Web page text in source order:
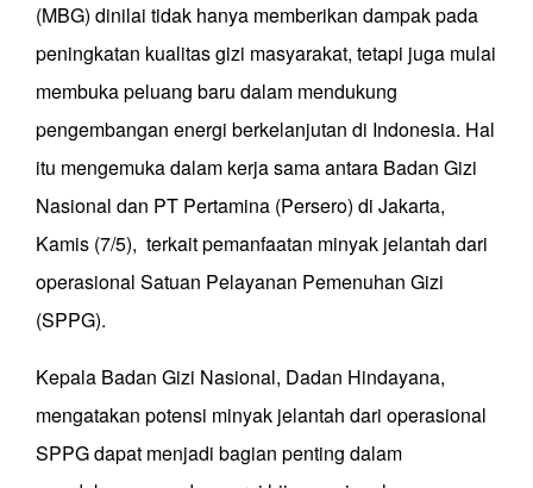
(MBG) dinilai tidak hanya memberikan dampak pada
peningkatan kualitas gizi masyarakat, tetapi juga mulai
membuka peluang baru dalam mendukung
pengembangan energi berkelanjutan di Indonesia. Hal
itu mengemuka dalam kerja sama antara Badan Gizi
Nasional dan PT Pertamina (Persero) di Jakarta,
Kamis (7/5), terkait pemanfaatan minyak jelantah dari
operasional Satuan Pelayanan Pemenuhan Gizi
(SPPG).
Kepala Badan Gizi Nasional, Dadan Hindayana,
mengatakan potensi minyak jelantah dari operasional
SPPG dapat menjadi bagian penting dalam